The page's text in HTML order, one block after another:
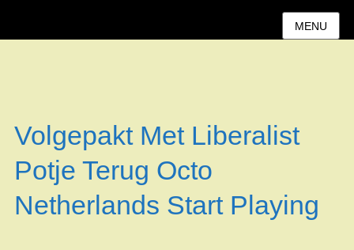
MENU
Volgepakt Met Liberalist
Potje Terug Octo
Netherlands Start Playing